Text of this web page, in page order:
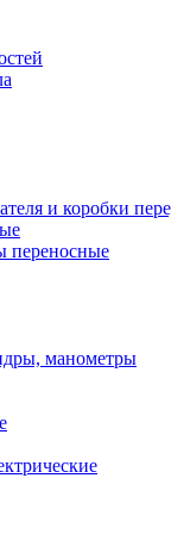
и коробки
переносные
манометры